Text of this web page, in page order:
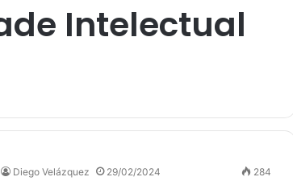
Intelectual
Diego Velázquez 29/02/2024 284